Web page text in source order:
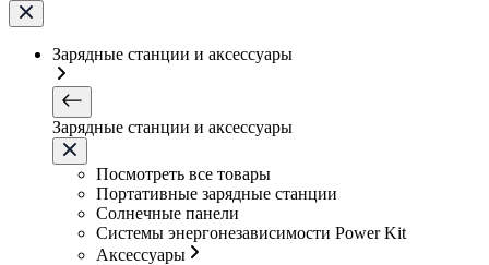
Зарядные станции и аксессуары
Зарядные станции и аксессуары
Посмотреть все товары
Портативные зарядные станции
Солнечные панели
Системы энергонезависимости Power Kit
Аксессуары